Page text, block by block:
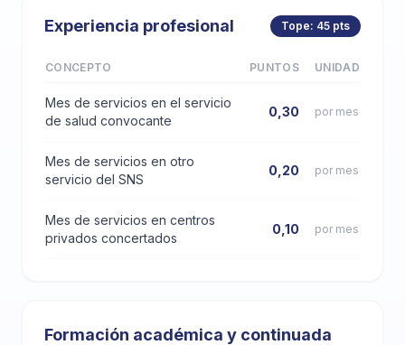
Experiencia profesional Tope: 45 pts
CONCEPTO PUNTOS UNIDAD
Mes de servicios en el servicio
de salud convocante
0,30 por mes
Mes de servicios en otro
servicio del SNS
0,20 por mes
Mes de servicios en centros
privados concertados
0,10 por mes
Formación académica y continuada